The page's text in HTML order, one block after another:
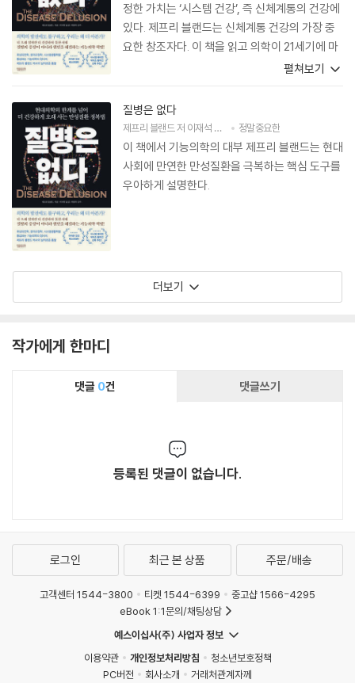
정한 가치는 ‘시스템 건강’, 즉 신체계통의 건강에
있다. 제프리 블랜드는 신체계통 건강의 가장 중
요한 창조자다. 이 책을 읽고 의학이 21세기에 마
펼쳐보기
질병은 없다
제프리 블랜드저 이재석 박춘묵감수
정말중요한
이 책에서 기능의학의 대부 제프리 블랜드는 현대
사회에 만연한 만성질환을 극복하는 핵심 도구를
우아하게 설명한다.
더보기
작가에게 한마디
댓글 0건 댓글쓰기
등록된 댓글이 없습니다.
로그인 최근 본 상품 주문/배송
고객센터 1544-3800 티켓 1544-6399
중고샵 1566-4295
eBook 1:1문의/채팅상담
예스이십사(주) 사업자 정보
이용약관
개인정보처리방침
청소년보호정책
PC버전
회사소개 거래처관계자께